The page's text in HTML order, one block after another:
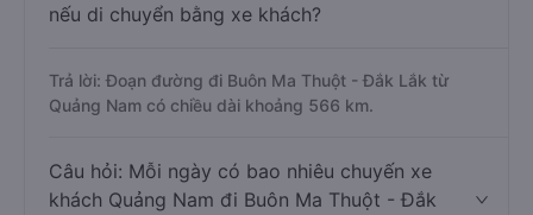
nếu di chuyển bằng xe khách?
Trả lời: Đoạn đường đi Buôn Ma Thuột - Đắk Lắk từ
Quảng Nam có chiều dài khoảng 566 km.
Câu hỏi: Mỗi ngày có bao nhiêu chuyến xe
khách Quảng Nam đi Buôn Ma Thuột - Đắk